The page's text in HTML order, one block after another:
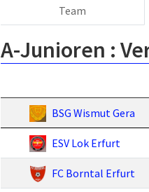
Team
A-Junioren :
BSG Wismut Gera
ESV Lok Erfurt
FC Borntal Erfurt